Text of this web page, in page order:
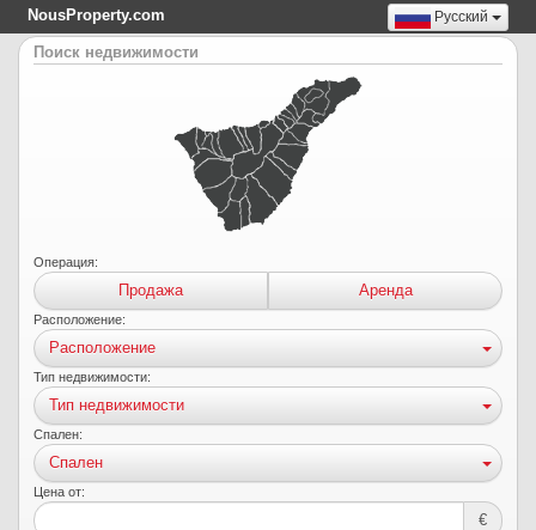
NousProperty.com Русский
Поиск недвижимости
Операция:
Продажа Аренда
Расположение:
Расположение
Тип недвижимости:
Тип недвижимости
Спален:
Спален
Цена от:
€